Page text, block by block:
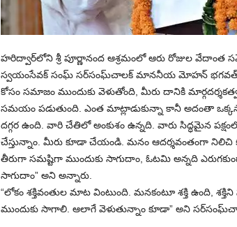
హరిద్వార్‌లోని శ్రీ పూర్ణానంద ఆశ్రమంలో ఆరు రోజుల వేదాంత
స్వయంసేవక్ సంఘ్ సర్‌సంఘ్‌చాలక్ మాననీయ మోహన్ భగవత్‌జీ
కోసం సమాజం ముందుకు వెళుతోంది, మీరు దానికి
సమయం పడుతుంది. ఎంత మాట్లాడుకున్నా కానీ అదంతా
దగ్గర ఉంది. వారి చేతిలో అంకుశం ఉన్నది. వారు సిద్ధమైన
చేస్తున్నాం. మీరు కూడా చేయండి. మనం ఆదర్శవంతంగా నిలిచి
తీరుగా సమష్టిగా ముందుకు సాగుదాం, ఓటమి అన్నది
సాగుదాం” అని అన్నారు.
“లోకం శక్తివంతుల మాట వింటుంది. మనకంటూ శక్తి ఉంది,
ముందుకు సాగాలి. ఆలాగే వెళుతున్నాం కూడా” అని